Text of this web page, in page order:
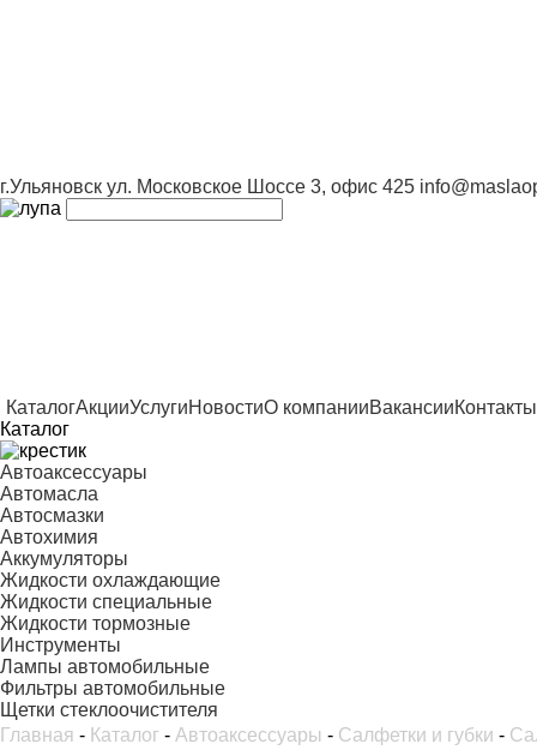
г.Ульяновск ул. Московское Шоссе 3, офис 425
КаталогАкцииУслугиНовостиО компанииВакансииКонтакты
Каталог
Автоаксессуары
Автомасла
Автосмазки
Автохимия
Аккумуляторы
Жидкости охлаждающие
Жидкости специальные
Жидкости тормозные
Инструменты
Лампы автомобильные
Фильтры автомобильные
Щетки стеклоочистителя
Главная - Каталог - Автоаксессуары - Салфетки и губки -